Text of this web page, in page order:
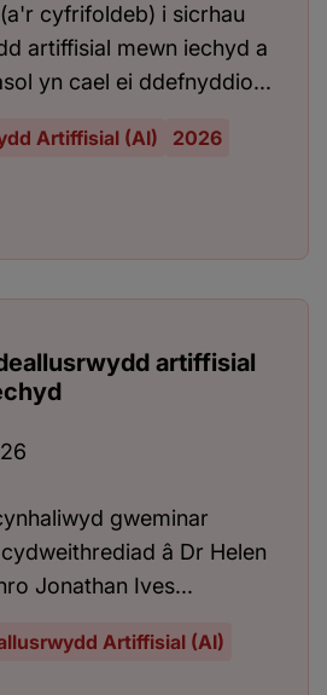
cyfrifoldeb) i sicrhau
artiffisial mewn iechyd a
yn cael ei ddefnyddio...
Artiffisial (AI) 2026
artiffisial
gweminar
â Dr Helen
Jonathan Ives...
Artiffisial (AI)